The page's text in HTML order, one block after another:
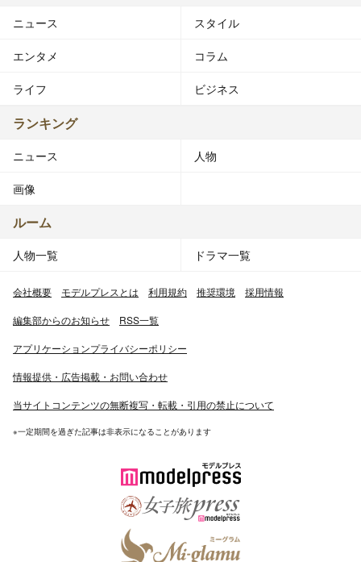
ニュース スタイル
エンタメ コラム
ライフ ビジネス
ランキング
ニュース 人物
画像
ルーム
人物一覧 ドラマ一覧
会社概要 モデルプレスとは 利用規約 推奨環境 採用情報
編集部からのお知らせ RSS一覧
アプリケーションプライバシーポリシー
情報提供・広告掲載・お問い合わせ
当サイトコンテンツの無断複写・転載・引用の禁止について
※一定期間を過ぎた記事は非表示になることがあります